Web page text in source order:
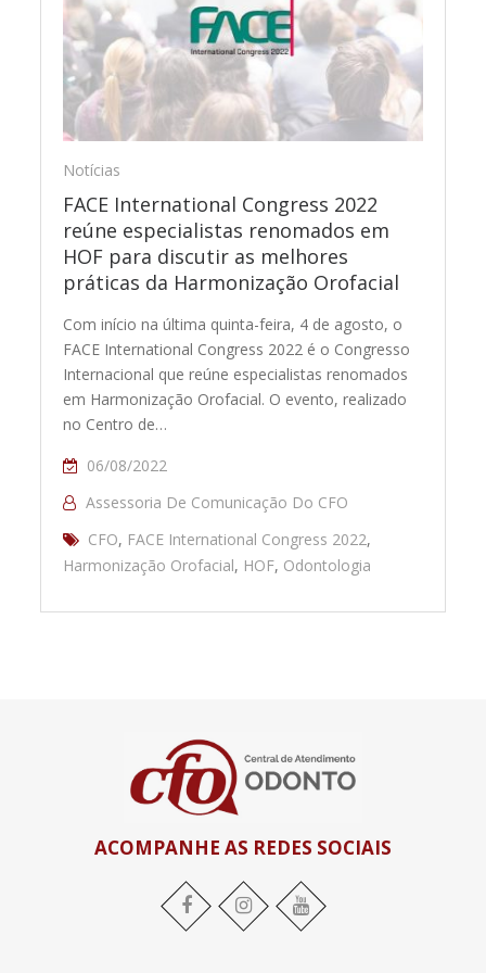
Notícias
FACE International Congress 2022
reúne especialistas renomados em
HOF para discutir as melhores
práticas da Harmonização Orofacial
Com início na última quinta-feira, 4 de agosto, o
FACE International Congress 2022 é o Congresso
Internacional que reúne especialistas renomados
em Harmonização Orofacial. O evento, realizado
no Centro de…
06/08/2022
Assessoria De Comunicação Do CFO
CFO, FACE International Congress 2022,
Harmonização Orofacial, HOF, Odontologia
ACOMPANHE AS REDES SOCIAIS
Facebook Instagram YouTube